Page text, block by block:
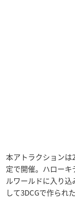
本アトラクションは
定で開催。ハロー
ルワールドに入り
して3DCGで作られ